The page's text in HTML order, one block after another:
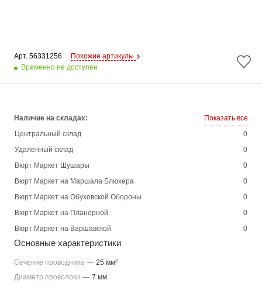
Арт. 56331256
Похожие артикулы
Временно не доступен
Наличие на складах:
Показать все
Центральный склад
0
Удаленный склад
0
Вюрт Маркет Шушары
0
Вюрт Маркет на Маршала Блюхера
0
Вюрт Маркет на Обуховской Обороны
0
Вюрт Маркет на Планерной
0
Вюрт Маркет на Варшавской
0
Основные характеристики
Сечение проводника — 25 мм²
Диаметр проволоки — 7 мм